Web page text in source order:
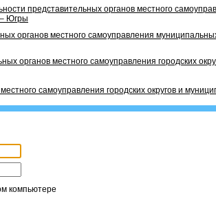
представительных органов местного
– Югры
органов местного самоуправления
органов местного самоуправления городских
самоуправления городских округов и
компьютере